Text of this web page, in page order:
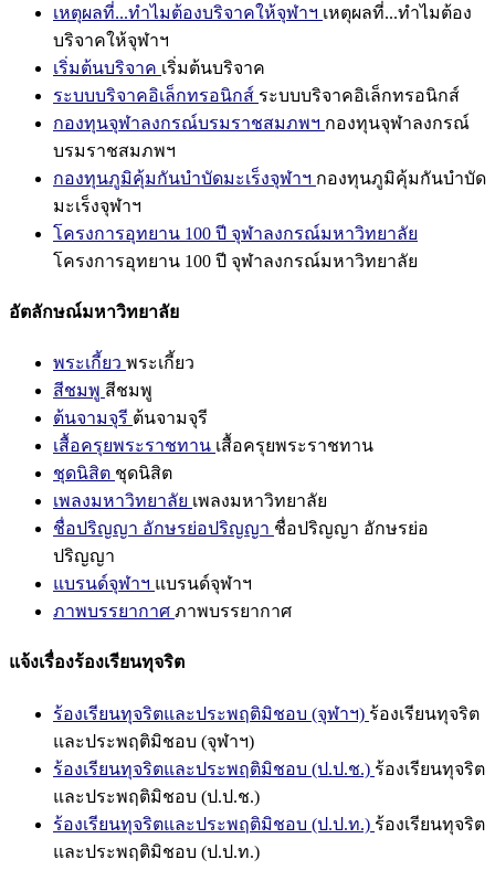
เหตุผลที่...ทำไมต้องบริจาคให้จุฬาฯ เหตุผลที่...ทำไมต้อง
บริจาคให้จุฬาฯ
เริ่มต้นบริจาค เริ่มต้นบริจาค
ระบบบริจาคอิเล็กทรอนิกส์ ระบบบริจาคอิเล็กทรอนิกส์
กองทุนจุฬาลงกรณ์บรมราชสมภพฯ กองทุนจุฬาลงกรณ์
บรมราชสมภพฯ
กองทุนภูมิคุ้มกันบำบัดมะเร็งจุฬาฯ กองทุนภูมิคุ้มกันบำบัด
มะเร็งจุฬาฯ
โครงการอุทยาน 100 ปี จุฬาลงกรณ์มหาวิทยาลัย
โครงการอุทยาน 100 ปี จุฬาลงกรณ์มหาวิทยาลัย
อัตลักษณ์มหาวิทยาลัย
พระเกี้ยว พระเกี้ยว
สีชมพู สีชมพู
ต้นจามจุรี ต้นจามจุรี
เสื้อครุยพระราชทาน เสื้อครุยพระราชทาน
ชุดนิสิต ชุดนิสิต
เพลงมหาวิทยาลัย เพลงมหาวิทยาลัย
ชื่อปริญญา อักษรย่อปริญญา ชื่อปริญญา อักษรย่อ
ปริญญา
แบรนด์จุฬาฯ แบรนด์จุฬาฯ
ภาพบรรยากาศ ภาพบรรยากาศ
แจ้งเรื่องร้องเรียนทุจริต
ร้องเรียนทุจริตและประพฤติมิชอบ (จุฬาฯ) ร้องเรียนทุจริต
และประพฤติมิชอบ (จุฬาฯ)
ร้องเรียนทุจริตและประพฤติมิชอบ (ป.ป.ช.) ร้องเรียนทุจริต
และประพฤติมิชอบ (ป.ป.ช.)
ร้องเรียนทุจริตและประพฤติมิชอบ (ป.ป.ท.) ร้องเรียนทุจริต
และประพฤติมิชอบ (ป.ป.ท.)